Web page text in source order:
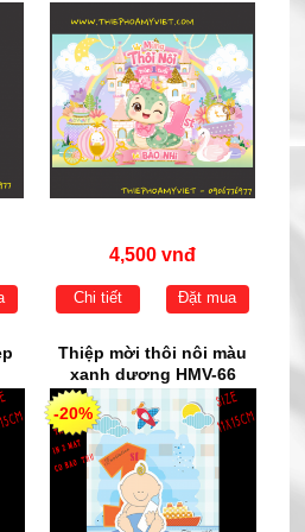
4,500 vnđ
Chi tiết Đặt mua
Thiệp mời thôi nôi màu
xanh dương HMV-66
-20%